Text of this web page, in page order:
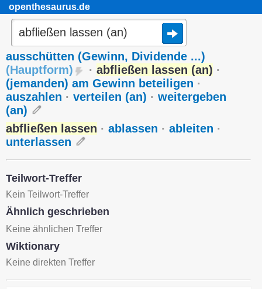
openthesaurus.de
ausschütten (Gewinn, Dividende ...)
(Hauptform) · abfließen lassen (an) ·
(jemanden) am Gewinn beteiligen ·
auszahlen · verteilen (an) · weitergeben
(an)
abfließen lassen · ablassen · ableiten ·
unterlassen
Teilwort-Treffer
Kein Teilwort-Treffer
Ähnlich geschrieben
Keine ähnlichen Treffer
Wiktionary
Keine direkten Treffer